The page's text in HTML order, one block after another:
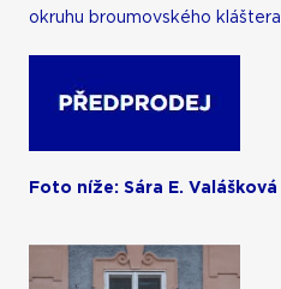
okruhu broumovského kláštera
Foto níže: Sára E. Valášková